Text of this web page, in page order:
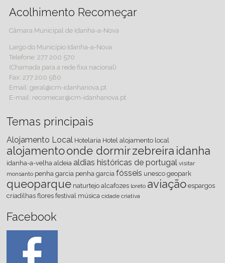
Acolhimento Recomeçar
Câmara Municipal de Idanha-a-Nova
Largo do Município Idanha-a-Nova
Telefone: 277 200 570
(Chamada para a rede fixa nacional)
Fax: 277 200 580
Email: geral@cm-idanhanova.pt
E-mail: recomecar@cm-idanhanova.pt
Temas principais
Alojamento Local Hotelaria Hotel alojamento local
alojamentoonde dormirzebreira idanha
idanha-a-velha aldeia aldias históricas de portugal visitar
monsanto penha garcia penha garcia fósseis unesco geopark
queoparque naturtejo alcafozes loreto aviação espargos
criadilhas flores festival música cidade criativa
Facebook